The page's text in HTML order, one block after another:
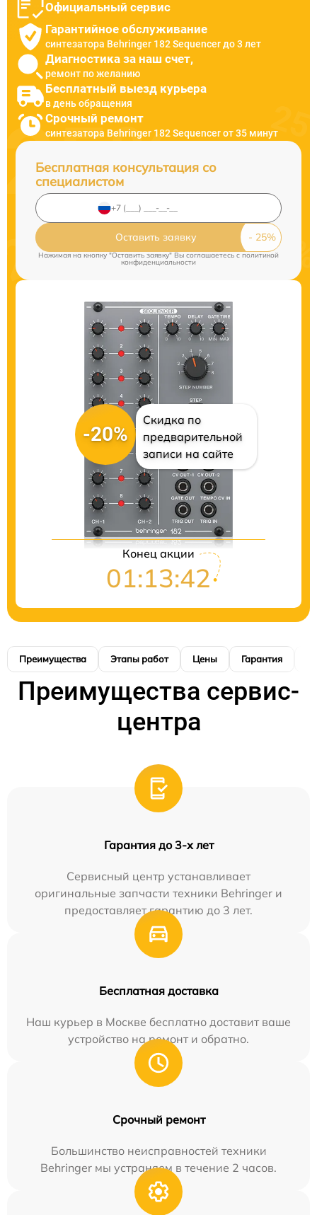
Официальный сервис
Гарантийное обслуживание
синтезатора Behringer 182 Sequencer до 3 лет
Диагностика за наш счет,
ремонт по желанию
Бесплатный выезд курьера
в день обращения
Срочный ремонт
синтезатора Behringer 182 Sequencer от 35 минут
Бесплатная консультация со
специалистом
Оставить заявку
Нажимая на кнопку "Оставить заявку" Вы соглашаетесь cполитикой
конфиденциальности
-20%
Скидка по
предварительной
записи на сайте
Цены на ремонт
Конец акции
01:13:41
Преимущества Этапы работ Цены Гарантия
Преимущества сервис-
центра
Гарантия до 3-х лет
Сервисный центр устанавливает
оригинальные запчасти техники Behringer и
предоставляет гарантию до 3 лет.
Бесплатная доставка
Наш курьер в Москве бесплатно доставит ваше
устройство на ремонт и обратно.
Срочный ремонт
Большинство неисправностей техники
Behringer мы устраняем в течение 2 часов.